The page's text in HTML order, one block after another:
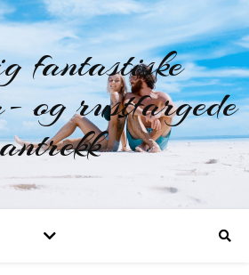
fantastiske
og rustfargede
antrekk